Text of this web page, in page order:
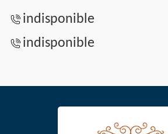
indisponible
indisponible